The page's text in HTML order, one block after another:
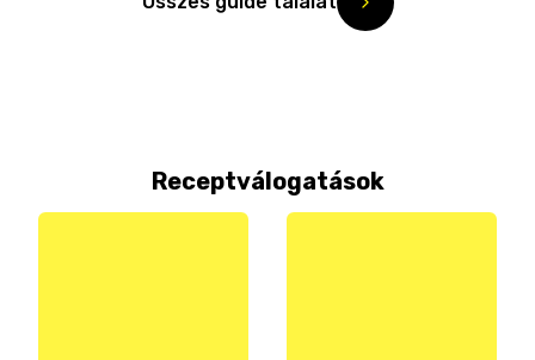
Receptválogatások